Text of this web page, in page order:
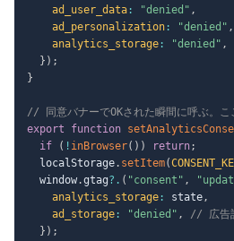
ad_user_data : "denied" ,
ad_personalization : "denied" ,
analytics_storage : "denied" ,
} ) ;
}
// 同意バナーでOKされた瞬間に呼ぶ。こ
export
function
if
( ! inBrowser( ) ) return;
  localStorage
. setItem(
  window
.gtag?. ( "consent" ,
analytics_storage : state,
ad_storage : "denied" ,
// 広告
} ) ;